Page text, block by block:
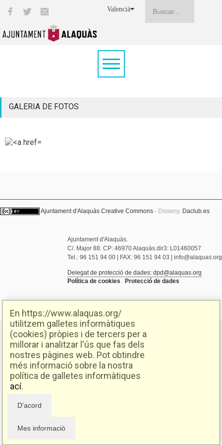
En https://www.alaquas.org/
utilitzem galletes informàtiques
(cookies) pròpies i de tercers per a
millorar i analitzar l'ús que fas dels
nostres pàgines web. Pot obtindre
més informació sobre la nostra
política de galletes informàtiques
ací.
Valencià
GALERIA DE FOTOS
Ajuntament d'Alaquàs Creative Commons - Disseny. Daclub.es
Ajuntament d'Alaquàs.
C/. Major 88. CP: 46970 Alaquàs.dir3: L01460057
Tel.: 96 151 94 00 | FAX: 96 151 94 03 | info@alaquas.org
Delegat de protecció de dades: dpd@alaquas.org
Política de cookies . Protecció de dades